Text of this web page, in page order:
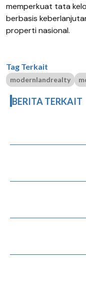
memperkuat tata
berbasis
properti nasional.
Tag Terkait
modernlandrealty
BERITA TERKAIT